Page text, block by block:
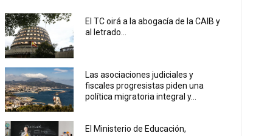
El TC oirá a la abogacía de la CAIB y
al letrado...
Las asociaciones judiciales y
fiscales progresistas piden una
política migratoria integral y...
El Ministerio de Educación,